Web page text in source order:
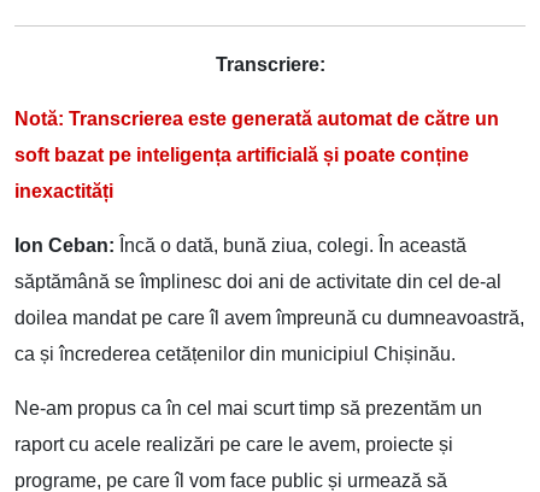
Transcriere:
Notă: Transcrierea este generată automat de către un
soft bazat pe inteligența artificială și poate conține
inexactități
Ion Ceban: Încă o dată, bună ziua, colegi. În această
săptămână se împlinesc doi ani de activitate din cel de-al
doilea mandat pe care îl avem împreună cu dumneavoastră,
ca și încrederea cetățenilor din municipiul Chișinău.
Ne-am propus ca în cel mai scurt timp să prezentăm un
raport cu acele realizări pe care le avem, proiecte și
programe, pe care îl vom face public și urmează să